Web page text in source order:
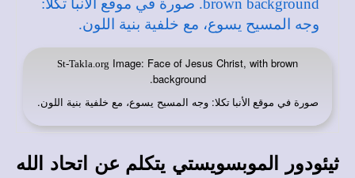
St-Takla.org Image: Face of Jesus Christ, with brown
background.
صورة في موقع الأنبا تكلا: وجه المسيح يسوع، مع خلفية بنية اللون.
ثيئودور الموبسويستي يتكلم عن اتحاد الله